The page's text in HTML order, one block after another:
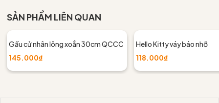
SẢN PHẨM LIÊN QUAN
Gấu cử nhân lông xoắn 30cm QCCC
145.000₫
Hello Kitty váy báo nhỡ
118.000₫